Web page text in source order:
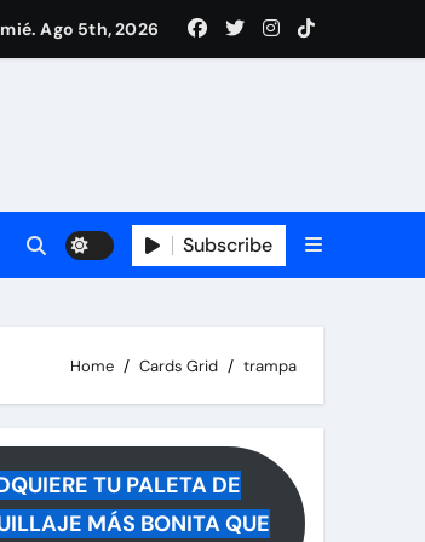
lo que muchos querían saber
noticia
mié. Ago 5th, 2026
Subscribe
Home Cards Grid trampa
TU PALETA DE
MÁS BONITA QUE